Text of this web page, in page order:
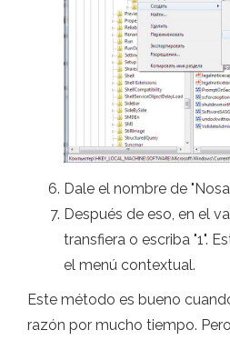
Dale el nombre de
Después de eso, en el
transfiera o escriba "1".
el menú contextual.
Este método es bueno
razón por mucho tiempo.